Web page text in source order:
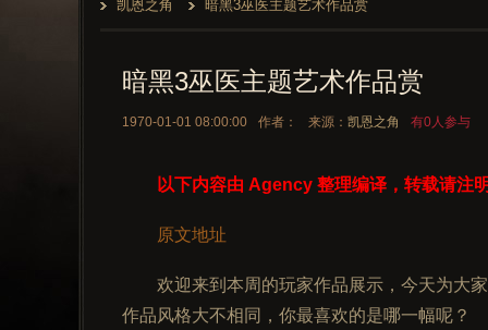
凯恩之角 暗黑3巫医主题艺术作品赏
暗黑3巫医主题艺术作品赏
1970-01-01 08:00:00 作者： 来源： 凯恩之角 有0人参与
以下内容由 Agency 整理编译，转载请注
原文地址
欢迎来到本周的玩家作品展示，今天为大
作品风格大不相同，你最喜欢的是哪一幅呢？